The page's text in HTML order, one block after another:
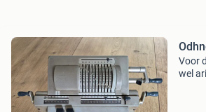
Voor
wel